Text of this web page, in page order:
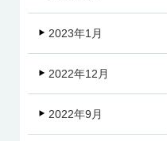
2023年1月
2022年12月
2022年9月